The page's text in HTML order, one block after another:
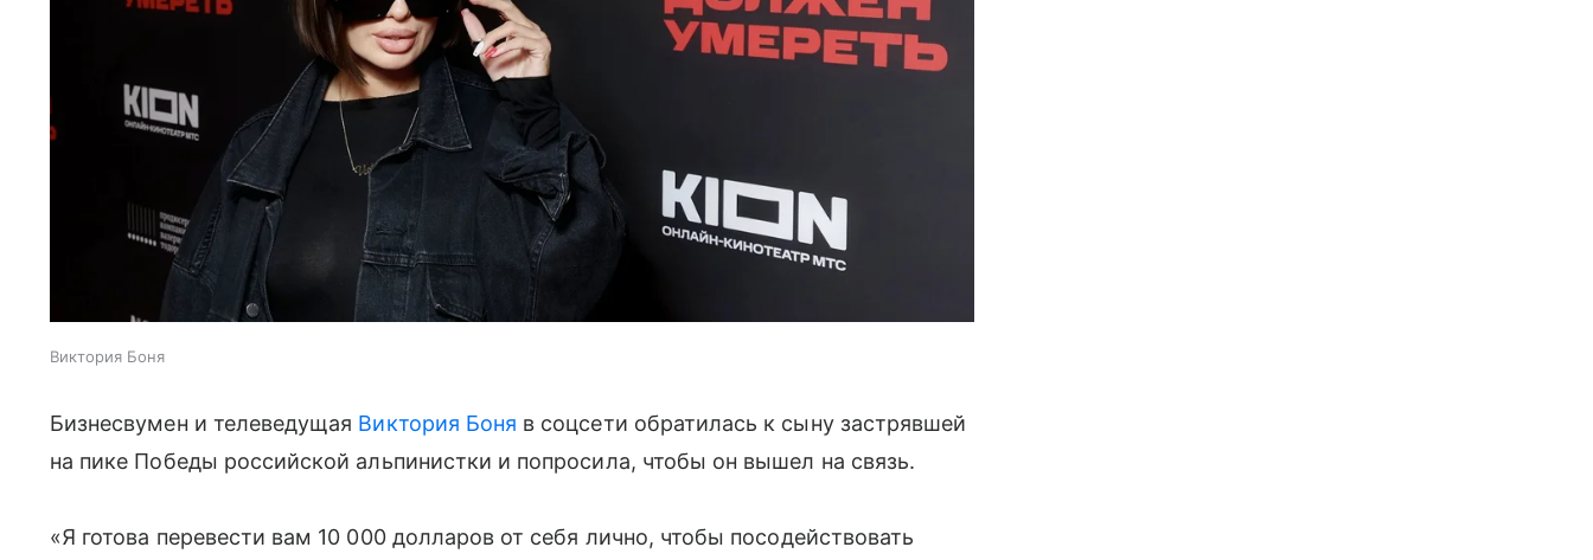
Виктория Боня
Бизнесвумен и телеведущая Виктория Боня в соцсети обратилась к сыну застрявшей
на пике Победы российской альпинистки и попросила, чтобы он вышел на связь.
«Я готова перевести вам 10 000 долларов от себя лично, чтобы посодействовать